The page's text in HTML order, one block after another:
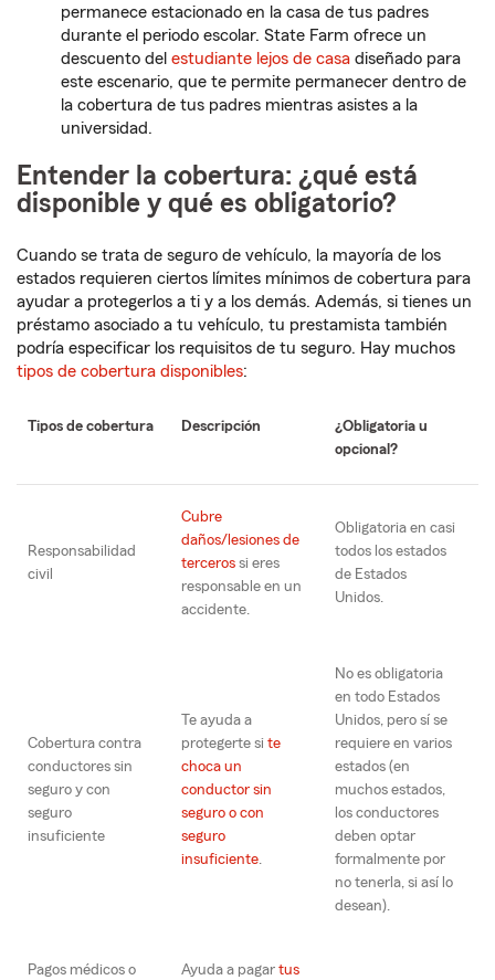
permanece estacionado en la casa de tus padres
durante el periodo escolar. State Farm ofrece un
descuento del estudiante lejos de casa diseñado para
este escenario, que te permite permanecer dentro de
la cobertura de tus padres mientras asistes a la
universidad.
Entender la cobertura: ¿qué está
disponible y qué es obligatorio?
Cuando se trata de seguro de vehículo, la mayoría de los
estados requieren ciertos límites mínimos de cobertura para
ayudar a protegerlos a ti y a los demás. Además, si tienes un
préstamo asociado a tu vehículo, tu prestamista también
podría especificar los requisitos de tu seguro. Hay muchos
tipos de cobertura disponibles:
Tipos de cobertura Descripción
¿Obligatoria u
opcional?
Responsabilidad
civil
Cubre
daños/lesiones de
terceros si eres
responsable en un
accidente.
Obligatoria en casi
todos los estados
de Estados
Unidos.
Cobertura contra
conductores sin
seguro y con
seguro
insuficiente
Te ayuda a
protegerte si te
choca un
conductor sin
seguro o con
seguro
insuficiente.
No es obligatoria
en todo Estados
Unidos, pero sí se
requiere en varios
estados (en
muchos estados,
los conductores
deben optar
formalmente por
no tenerla, si así lo
desean).
Pagos médicos o
Ayuda a pagar tus